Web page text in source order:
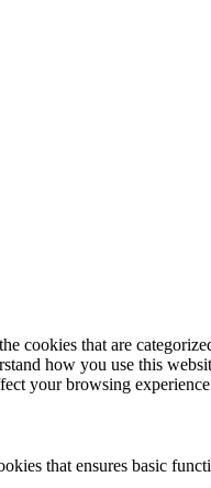
that are
how you use this
your browsing
that ensures basic